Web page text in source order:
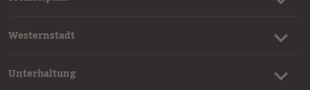
Westernstadt
Unterhaltung